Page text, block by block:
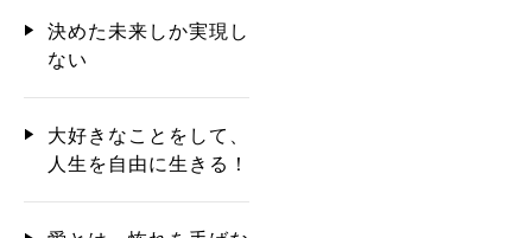
決めた未来しか実現し
ない
大好きなことをして、
人生を自由に生きる！